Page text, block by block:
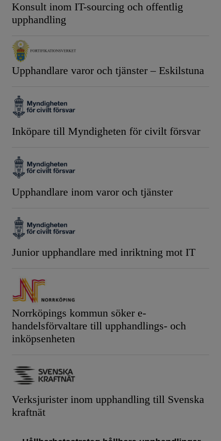
Konsult inom IT-sourcing och offentlig
upphandling
Upphandlare varor och tjänster – Eskilstuna
Inköpare till Myndigheten för civilt försvar
Upphandlare inom varor och tjänster
Junior upphandlare med inriktning mot IT
Norrköpings kommun söker e-
handelsförvaltare till upphandlings- och
inköpsenheten
Verksjurister inom upphandling till Svenska
kraftnät